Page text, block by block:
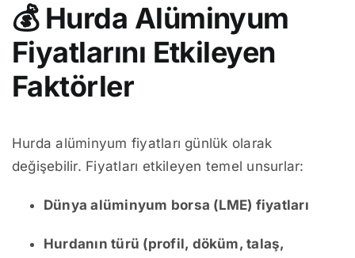
💰 Hurda Alüminyum
Fiyatlarını Etkileyen
Faktörler
Hurda alüminyum fiyatları günlük olarak
değişebilir. Fiyatları etkileyen temel unsurlar:
Dünya alüminyum borsa (LME) fiyatları
Hurdanın türü (profil, döküm, talaş,